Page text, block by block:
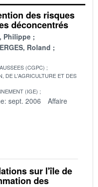
des risques
déconcentrés
Philippe
Roland
(CGPC)
DE L'AGRICULTURE ET DES
(IGE)
sept. 2006
Affaire
sur l'île de
des